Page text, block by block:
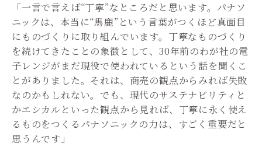
「一言で言えば“丁寧”なところだと思います。パナソ
ニックは、本当に“馬鹿”という言葉がつくほど真面目
にものづくりに取り組んでいます。丁寧なものづくり
を続けてきたことの象徴として、30年前のわが社の電
子レンジがまだ現役で使われているという話を聞くこ
とがありました。それは、商売の観点からみれば失敗
なのかもしれない。でも、現代のサステナビリティと
かエシカルといった観点から見れば、丁寧に永く使え
るものをつくるパナソニックの力は、すごく重要だと
思うんです」